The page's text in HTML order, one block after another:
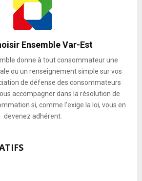
Ensemble Var-Est
donne à tout consommateur une
ou un renseignement simple sur vos
de défense des consommateurs
accompagner dans la résolution de
si, comme l’exige la loi, vous en
devenez adhérent.